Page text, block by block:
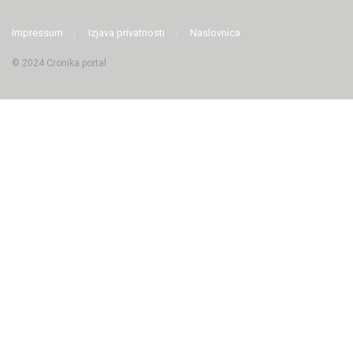
Impressum Izjava privatnosti Naslovnica
© 2024 Cronika portal